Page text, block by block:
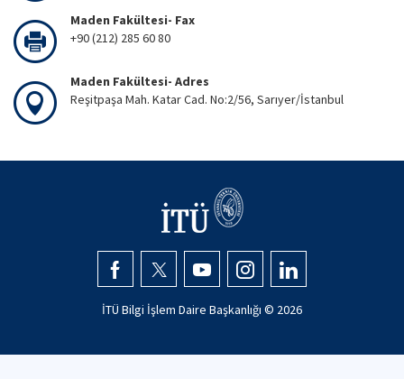
Maden Fakültesi- Fax
+90 (212) 285 60 80
Maden Fakültesi- Adres
Reşitpaşa Mah. Katar Cad. No:2/56, Sarıyer/İstanbul
İTÜ Bilgi İşlem Daire Başkanlığı © 2026